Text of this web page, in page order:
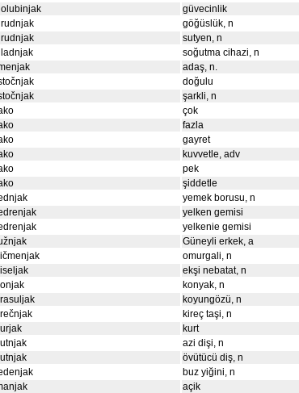
güvecinlik
göğüslük, n
sutyen, n
soğutma cihazi, n
adaş, n.
doğulu
şarkli, n
çok
fazla
gayret
kuvvetle, adv
pek
şiddetle
yemek borusu, n
yelken gemisi
yelkenie gemisi
Güneyli erkek, a
omurgali, n
ekşi nebatat, n
konyak, n
koyungözü, n
kireç taşi, n
kurt
azi dişi, n
övütücü diş, n
buz yiğini, n
açik